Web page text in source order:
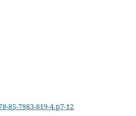
85-7983-819-4.p7-12